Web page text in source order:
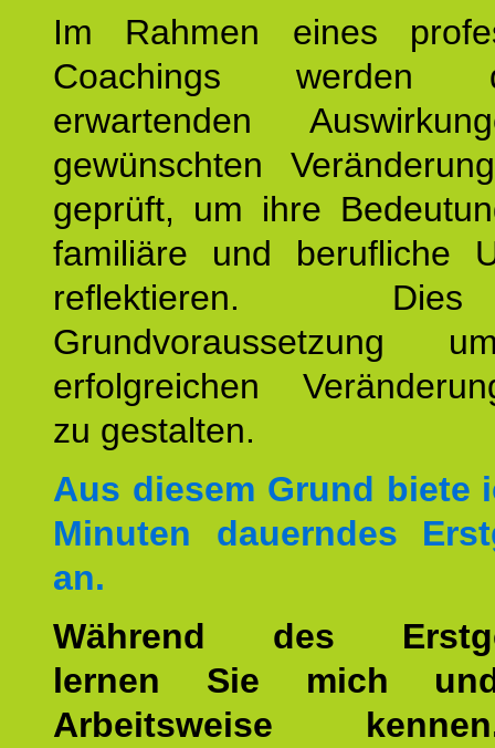
Im Rahmen eines
Coachings
erwartenden
gewünschten
geprüft, um ihre
familiäre und berufliche
reflektieren.
Grundvoraussetzung
erfolgreichen
zu gestalten.
Aus diesem Grund biete
Minuten dauerndes
an.
Während des
lernen Sie mich
Arbeitsweise